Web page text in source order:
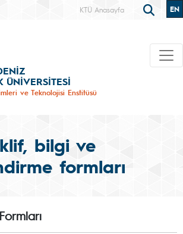
KTÜ Anasayfa EN
ÜNİVERSİTESİ
ve Teknolojisi Enstitüsü
bilgi ve
formları